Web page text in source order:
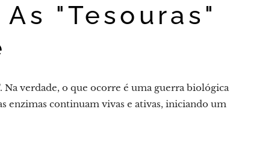
"Tesouras"
Na verdade, o que ocorre é uma guerra biológica
enzimas continuam vivas e ativas, iniciando um